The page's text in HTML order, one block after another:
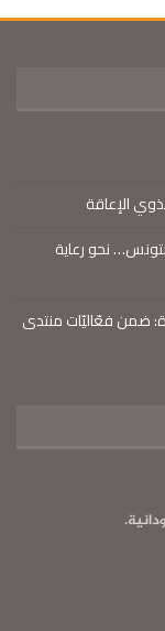
الإعاقة
نحو رعاية
ضمن فعّاليّات منتدى